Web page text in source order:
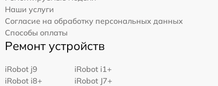
Наши услуги
Согласие на обработку персональных данных
Способы оплаты
Ремонт устройств
iRobot j9
iRobot i1+
iRobot i8+
iRobot J7+